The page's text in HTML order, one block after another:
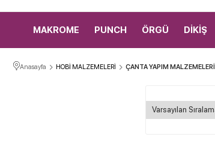
MAKROME PUNCH ÖRGÜ DİKİŞ
Anasayfa HOBİ MALZEMELERİ ÇANTA YAPIM MALZEMELERİ